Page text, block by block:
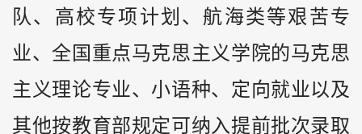
队、高校专项计划、航海类等艰苦专
业、全国重点马克思主义学院的马克思
主义理论专业、小语种、定向就业以及
其他按教育部规定可纳入提前批次录取